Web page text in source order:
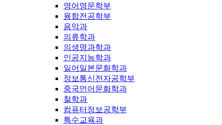
영어영문학부
융합전공학부
음악과
의류학과
의생명과학과
인공지능학과
일어일본문화학과
정보통신전자공학부
중국언어문화학과
철학과
컴퓨터정보공학부
특수교육과